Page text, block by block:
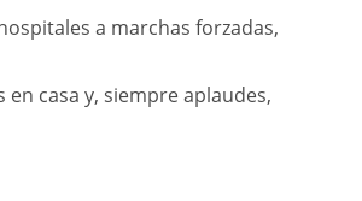
a marchas forzadas,
en casa y, siempre aplaudes,